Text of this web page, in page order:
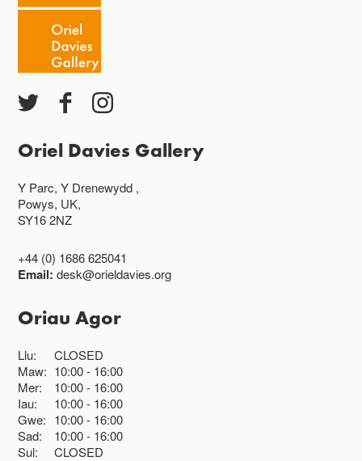
Oriel Davies Gallery
Y Parc, Y Drenewydd ,
Powys, UK,
SY16 2NZ
+44 (0) 1686 625041
Email:desk@orieldavies.org
Oriau Agor
Llu:
CLOSED
Maw: 10:00 16:00
Mer:
10:00 16:00
Iau:
10:00 16:00
Gwe: 10:00 16:00
Sad:
10:00 16:00
Sul:
CLOSED